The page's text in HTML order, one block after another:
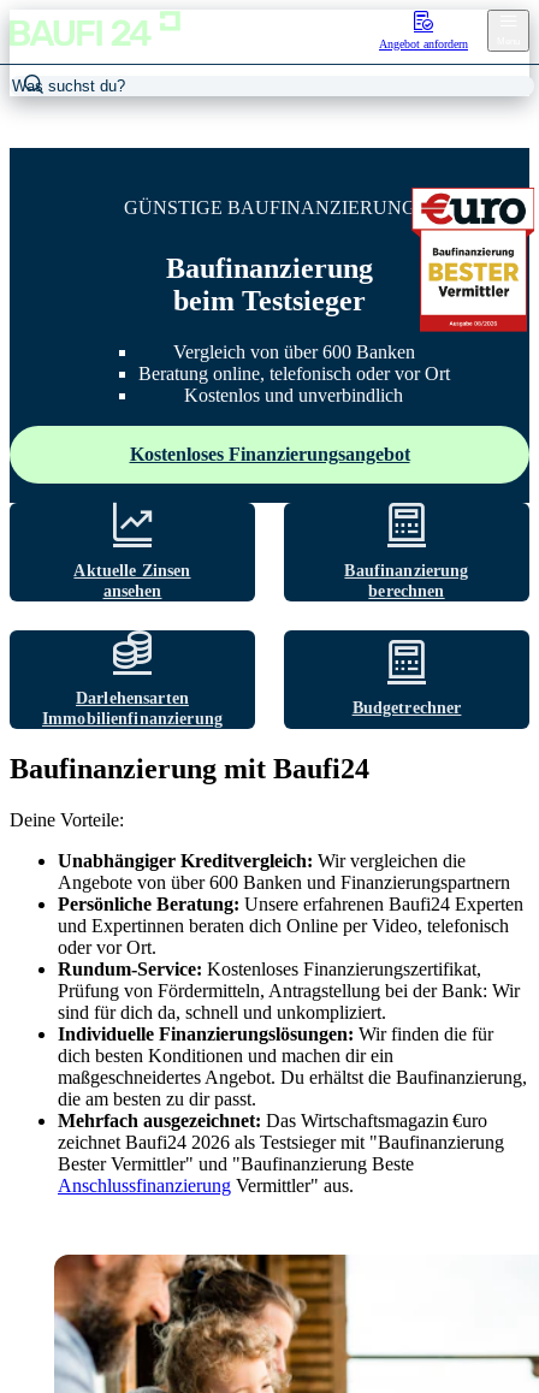
Angebot anfordern
GÜNSTIGE BAUFINANZIERUNG
Baufinanzierung
beim Testsieger
Vergleich von über 600 Banken
Beratung online, telefonisch oder vor Ort
Kostenlos und unverbindlich
Kostenloses Finanzierungsangebot
Aktuelle Zinsen
ansehen
Baufinanzierung
berechnen
Darlehensarten
Immobilien­finanzierung
Budgetrechner
Baufinanzierung mit Baufi24
Deine Vorteile:
Unabhängiger Kreditvergleich: Wir vergleichen die
Angebote von über 600 Banken und Finanzierungspartnern
Persönliche Beratung: Unsere erfahrenen Baufi24 Experten
und Expertinnen beraten dich Online per Video, telefonisch
oder vor Ort.
Rundum-Service: Kostenloses Finanzierungszertifikat,
Prüfung von Fördermitteln, Antragstellung bei der Bank: Wir
sind für dich da, schnell und unkompliziert.
Individuelle Finanzierungslösungen: Wir finden die für
dich besten Konditionen und machen dir ein
maßgeschneidertes Angebot. Du erhältst die Baufinanzierung,
die am besten zu dir passt.
Mehrfach ausgezeichnet: Das Wirtschaftsmagazin €uro
zeichnet Baufi24 2026 als Testsieger mit "Baufinanzierung
Bester Vermittler" und "Baufinanzierung Beste
Anschlussfinanzierung Vermittler" aus.